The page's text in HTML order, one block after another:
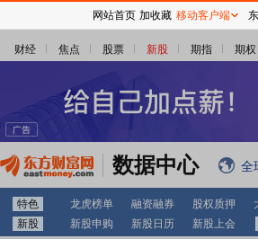
财经 焦点 股票 新股 期指 期权
数据中心 全
特色 龙虎榜单 融资融券 股权质押
新股
新股申购 新股日历 新股上会
网站首页 加收藏 移动客户端